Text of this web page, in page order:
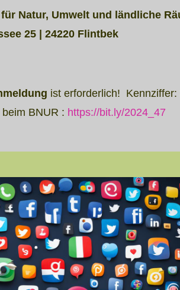
Natur, Umwelt und ländliche
25 | 24220 Flintbek
ist erforderlich! Kennziffer:
BNUR : https://bit.ly/2024_47